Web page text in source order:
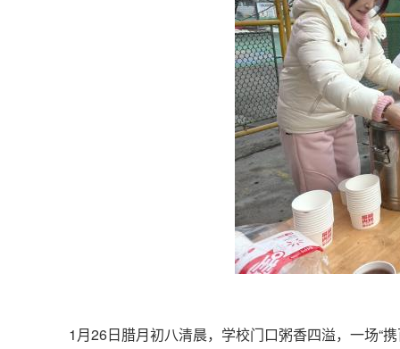
1月26日腊月初八清晨，学校门口粥香四溢，一场“